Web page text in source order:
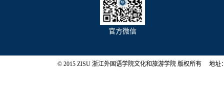
官方微信
© 2015 ZISU 浙江外国语学院文化和旅游学院 版权所有 地址